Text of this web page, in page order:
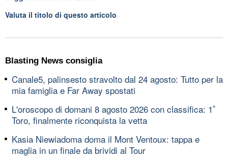
Valuta il titolo di questo articolo
Blasting News consiglia
Canale5, palinsesto stravolto dal 24 agosto: Tutto per la
mia famiglia e Far Away spostati
L'oroscopo di domani 8 agosto 2026 con classifica: 1ﾟ
Toro, finalmente riconquista la vetta
Kasia Niewiadoma doma il Mont Ventoux: tappa e
maglia in un finale da brividi al Tour